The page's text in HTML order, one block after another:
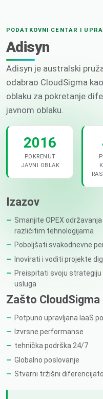
PODATKOVNI CENTAR I
Adisyn
Adisyn je australski
odabrao CloudSigma
oblaku za pokretanje
javnom oblaku.
2016
POKRENUT
JAVNI OBLAK
Izazov
Smanjite OPEX
različitim tehnologijama
Poboljšati svakodnevne
Inovirati i voditi projekte
Preispitati svoju strategiju
usluga
Zašto
Potpuno upravljana IaaS
Izvrsne performanse
tehnička podrška 24/7
Globalno poslovanje
Stvarni tržišni